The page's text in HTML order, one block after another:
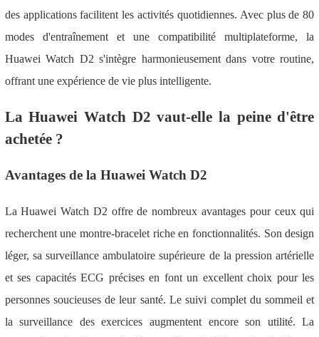
des applications facilitent les activités quotidiennes. Avec plus de 80
modes d'entraînement et une compatibilité multiplateforme, la
Huawei Watch D2 s'intègre harmonieusement dans votre routine,
offrant une expérience de vie plus intelligente.
La Huawei Watch D2 vaut-elle la peine d'être
achetée ?
Avantages de la Huawei Watch D2
La Huawei Watch D2 offre de nombreux avantages pour ceux qui
recherchent une montre-bracelet riche en fonctionnalités. Son design
léger, sa surveillance ambulatoire supérieure de la pression artérielle
et ses capacités ECG précises en font un excellent choix pour les
personnes soucieuses de leur santé. Le suivi complet du sommeil et
la surveillance des exercices augmentent encore son utilité. La